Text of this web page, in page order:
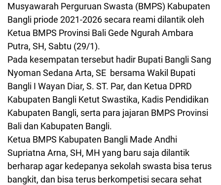
Musyawarah Perguruan Swasta (BMPS) Kabupaten
Bangli priode 2021-2026 secara reami dilantik oleh
Ketua BMPS Provinsi Bali Gede Ngurah Ambara
Putra, SH, Sabtu (29/1).
Pada kesempatan tersebut hadir Bupati Bangli Sang
Nyoman Sedana Arta, SE bersama Wakil Bupati
Bangli I Wayan Diar, S. ST. Par, dan Ketua DPRD
Kabupaten Bangli Ketut Swastika, Kadis Pendidikan
Kabupaten Bangli, serta para jajaran BMPS Provinsi
Bali dan Kabupaten Bangli.
Ketua BMPS Kabupaten Bangli Made Andhi
Supriatna Arna, SH, MH yang baru saja dilantik
berharap agar kedepanya sekolah swasta bisa terus
bangkit, dan bisa terus berkompetisi secara sehat